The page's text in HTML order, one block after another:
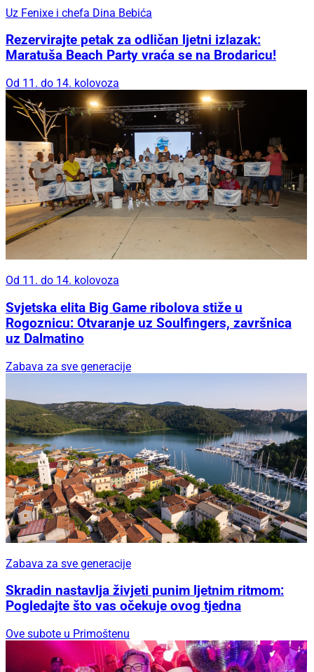
Uz Fenixe i chefa Dina Bebića
Rezervirajte petak za odličan ljetni izlazak:
Maratuša Beach Party vraća se na Brodaricu!
Od 11. do 14. kolovoza
Od 11. do 14. kolovoza
Svjetska elita Big Game ribolova stiže u
Rogoznicu: Otvaranje uz Soulfingers, završnica
uz Dalmatino
Zabava za sve generacije
Zabava za sve generacije
Skradin nastavlja živjeti punim ljetnim ritmom:
Pogledajte što vas očekuje ovog tjedna
Ove subote u Primoštenu